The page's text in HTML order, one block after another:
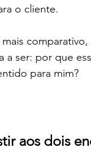
o cliente.
a ser: por que
para mim?
aos dois